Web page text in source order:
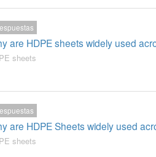
are HDPE sheets widely used
sheets
are HDPE Sheets widely used
sheets